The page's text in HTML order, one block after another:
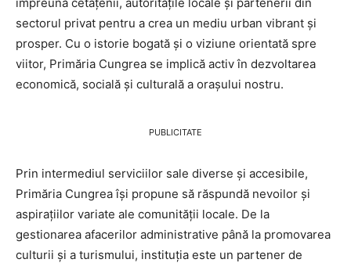
sectorul privat pentru a crea un mediu urban vibrant și
prosper. Cu o istorie bogată și o viziune orientată spre
viitor, Primăria Cungrea se implică activ în dezvoltarea
economică, socială și culturală a orașului nostru.
PUBLICITATE
Prin intermediul serviciilor sale diverse și accesibile,
Primăria Cungrea își propune să răspundă nevoilor și
aspirațiilor variate ale comunității locale. De la
gestionarea afacerilor administrative până la promovarea
culturii și a turismului, instituția este un partener de